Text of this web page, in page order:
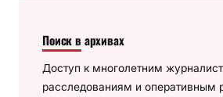
Поиск в архивах
Доступ к многолетним
расследованиям и оперативным